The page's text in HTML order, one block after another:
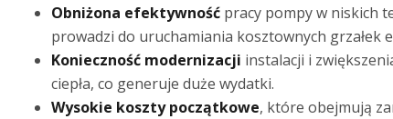
Obniżona efektywność pracy pompy w niskich
prowadzi do uruchamiania kosztownych grzałek
Konieczność modernizacji instalacji i
ciepła, co generuje duże wydatki.
Wysokie koszty początkowe, które obejmują